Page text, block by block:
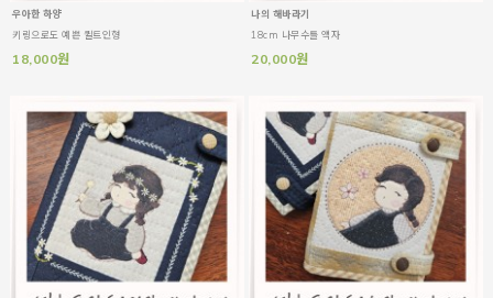
우아한 하양
키링으로도 예쁜 퀼트인형
18,000원
나의 해바라기
18cm 나무수틀 액자
20,000원